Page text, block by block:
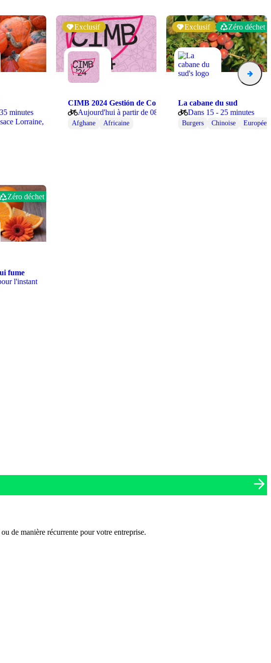
minutes
Exclusif
CIMB 2024 Gestión de Comida
Aujourd'hui à partir de 08:00
Afghane Africaine
Exclusif Zéro déchet
La cabane du sud
Dans 15 - 25 minutes
Burgers Chinoise
Zéro déchet
fume
l'instant
de manière récurrente pour votre entreprise.